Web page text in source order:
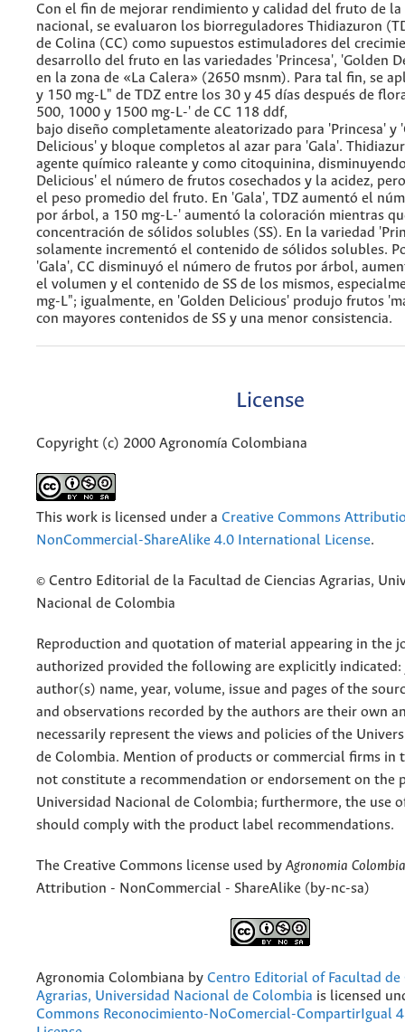
Con el fin de mejorar rendimiento y calidad del fruto de la
nacional, se evaluaron los biorreguladores Thidiazuron
de Colina (CC) como supuestos estimuladores del
desarrollo del fruto en las variedades 'Princesa', 'Golden
en la zona de «La Calera» (2650 msnm). Para tal fin, se
y 150 mg-L" de TDZ entre los 30 y 45 días después de
500, 1000 y 1500 mg-L-' de CC 118 ddf,
bajo diseño completamente aleatorizado para 'Princesa' y
Delicious' y bloque completos al azar para 'Gala'.
agente químico raleante y como citoquinina,
Delicious' el número de frutos cosechados y la acidez,
el peso promedio del fruto. En 'Gala', TDZ aumentó el
por árbol, a 150 mg-L-' aumentó la coloración mientras
concentración de sólidos solubles (SS). En la variedad
solamente incrementó el contenido de sólidos solubles.
'Gala', CC disminuyó el número de frutos por árbol,
el volumen y el contenido de SS de los mismos,
mg-L"; igualmente, en 'Golden Delicious' produjo frutos
con mayores contenidos de SS y una menor consistencia.
License
Copyright (c) 2000 Agronomía Colombiana
This work is licensed under a Creative Commons
NonCommercial-ShareAlike 4.0 International License.
© Centro Editorial de la Facultad de Ciencias Agrarias,
Nacional de Colombia
Reproduction and quotation of material appearing in the
authorized provided the following are explicitly indicated:
author(s) name, year, volume, issue and pages of the
and observations recorded by the authors are their own
necessarily represent the views and policies of the
de Colombia. Mention of products or commercial firms in
not constitute a recommendation or endorsement on the
Universidad Nacional de Colombia; furthermore, the use
should comply with the product label recommendations.
The Creative Commons license used by Agronomia
Attribution - NonCommercial - ShareAlike (by-nc-sa)
Agronomia Colombiana by Centro Editorial of Facultad de
Agrarias, Universidad Nacional de Colombia is licensed
Commons Reconocimiento-NoComercial-CompartirIgual